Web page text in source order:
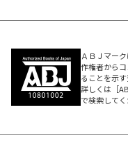
仕事運／金運＆買い物
◎2026年9月～2027
がぎっしり！「運気
◎接し方のコツがわか
イプの相性」
ＡＢＪマー
作権者から
ることを示
詳しくは［
で検索して